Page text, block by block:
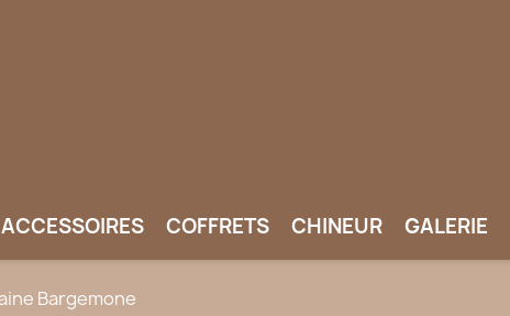
ACCESSOIRES COFFRETS CHINEUR GALERIE
Bargemone